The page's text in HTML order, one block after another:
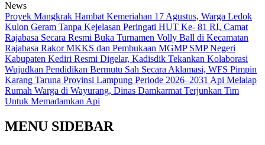
News
‎Proyek Mangkrak Hambat Kemeriahan 17 Agustus, Warga Ledok
Kulon Geram Tanpa Kejelasan Peringati HUT Ke- 81 RI, Camat
Rajabasa Secara Resmi Buka Turnamen Volly Ball di Kecamatan
Rajabasa Rakor MKKS dan Pembukaan MGMP SMP Negeri
Kabupaten Kediri Resmi Digelar, Kadisdik Tekankan Kolaborasi
Wujudkan Pendidikan Bermutu Sah Secara Aklamasi, WFS Pimpin
Karang Taruna Provinsi Lampung Periode 2026–2031 Api Melalap
Rumah Warga di Wayurang, Dinas Damkarmat Terjunkan Tim
Untuk Memadamkan Api
MENU SIDEBAR